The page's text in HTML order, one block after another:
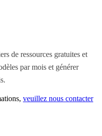
de ressources gratuites et
par mois et générer
veuillez nous contacter